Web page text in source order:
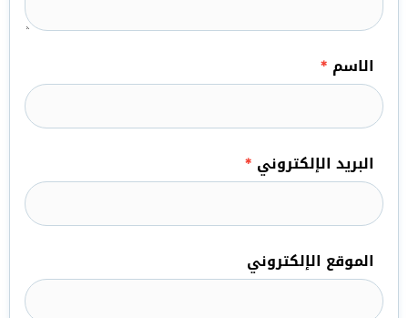
الاسم *
البريد الإلكتروني *
الموقع الإلكتروني